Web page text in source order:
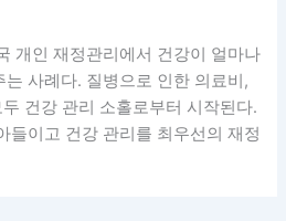
개인 재정관리에서 건강이 얼마나
사례다. 질병으로 인한 의료비,
건강 관리 소홀로부터 시작된다.
들이고 건강 관리를 최우선의 재정